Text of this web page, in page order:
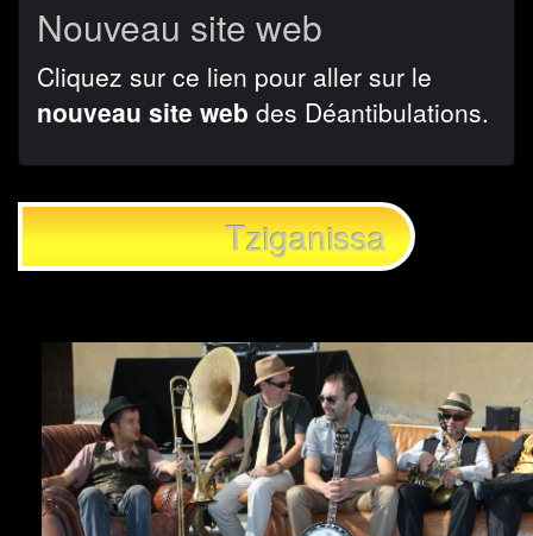
Nouveau site web
Cliquez sur ce lien pour aller sur le
nouveau site web des Déantibulations.
Tziganissa